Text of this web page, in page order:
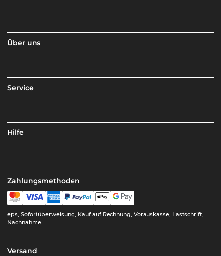
Über uns
Service
Hilfe
Zahlungsmethoden
eps, Sofortüberweisung, Kauf auf Rechnung, Vorauskasse, Lastschrift,
Nachnahme
Versand